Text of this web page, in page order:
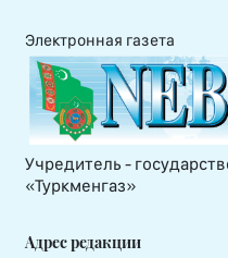
Электронная газета
Учредитель -
«Туркменгаз»
Адрес редакции